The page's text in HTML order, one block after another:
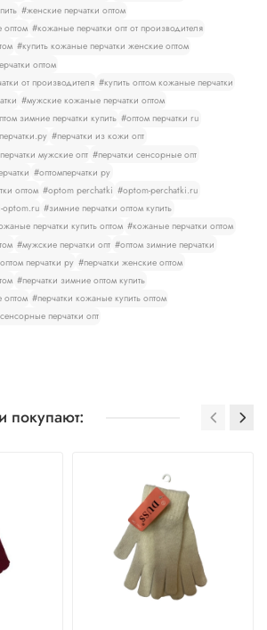
#женские перчатки оптом
оптом #кожаные перчатки опт от производителя
#купить кожаные перчатки женские оптом
оптом
от производителя #купить оптом кожаные перчатки
#мужские кожаные перчатки оптом
зимние перчатки купить #оптом перчатки ru
#перчатки из кожи опт
мужские опт #перчатки сенсорные опт
#оптомперчатки ру
оптом #optom perchatki #optom-perchatki.ru
optom.ru #зимние перчатки оптом купить
перчатки купить оптом #кожаные перчатки оптом
#мужские перчатки опт #оптом зимние перчатки
перчатки ру #перчатки женские оптом
#перчатки зимние оптом купить
оптом #перчатки кожаные купить оптом
перчатки опт
покупают: